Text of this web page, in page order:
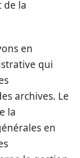
de la
en
qui
archives. Le
la
en